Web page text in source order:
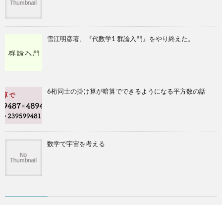
雪江明彦著、『代数学1 群論入門』をやり終えた。
6桁同士の掛け算が暗算でできるようになる平方数の話
数学で宇宙を考える